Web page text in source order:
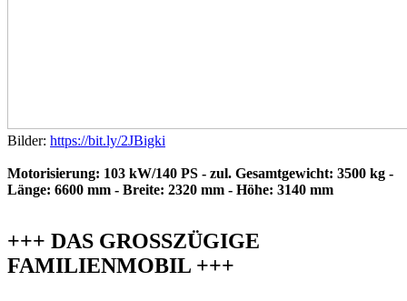
Bilder: https://bit.ly/2JBigki
Motorisierung: 103 kW/140 PS - zul. Gesamtgewicht: 3500 kg -
Länge: 6600 mm - Breite: 2320 mm - Höhe: 3140 mm
+++ DAS GROSSZÜGIGE
FAMILIENMOBIL +++